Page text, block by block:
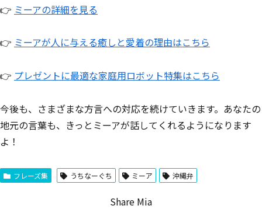
👉 ミーアの詳細を見る
👉 ミーアが人に与える癒しと愛着の理由はこちら
👉 プレゼントに最適な家庭用ロボット特集はこちら
今後も、さまざまな方言への対応を続けていきます。あなたの
地元の言葉も、きっとミーアが話してくれるようになります
よ！
フレーズ集 うちなーぐち ミーア 沖縄弁
Share Mia